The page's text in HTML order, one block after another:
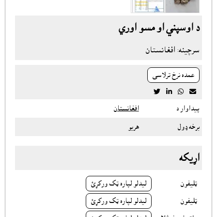
د اوسپني او مسو اوري
سرچينه: افغانستان
عمده نرخ ترلاسى
   
پيداوار د افغانستان
برخه ډول هريو
اړيکه
ټليفون ليدلو لپاره ټک ورکړئ
ټليفون ليدلو لپاره ټک ورکړئ